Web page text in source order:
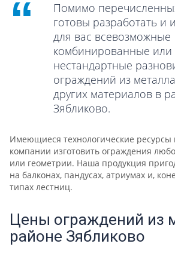
Помимо
готовы разработать и
для вас всевозможные
комбинированные или
нестандартные
ограждений из
других материалов в
Зябликово.
Имеющиеся технологические
компании изготовить ограждения
или геометрии. Наша продукция
на балконах, пандусах, атриумах и,
типах лестниц.
Цены ограждений из
районе Зябликово